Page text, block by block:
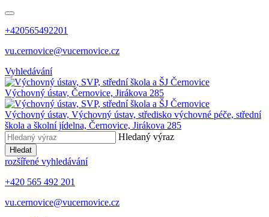
+420565492201
vu.cernovice@vucernovice.cz
Vyhledávání
Výchovný ústav, Černovice, Jirákova 285
Výchovný ústav, Výchovný ústav, středisko výchovné péče, střední
škola a školní jídelna, Černovice, Jirákova 285
Hledaný výraz
Hledat
rozšířené vyhledávání
+420 565 492 201
vu.cernovice@vucernovice.cz